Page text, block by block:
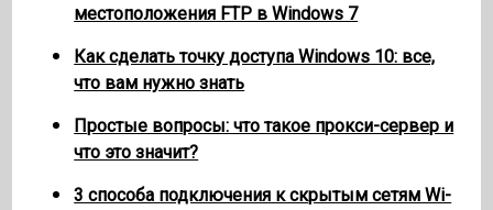
местоположения FTP в Windows 7
Как сделать точку доступа Windows 10: все,
что вам нужно знать
Простые вопросы: что такое прокси-сервер и
что это значит?
3 способа подключения к скрытым сетям Wi-